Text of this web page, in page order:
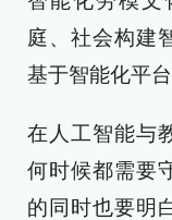
庭、社会构建
基于智能化平
在人工智能与
何时候都需要
的同时也要明